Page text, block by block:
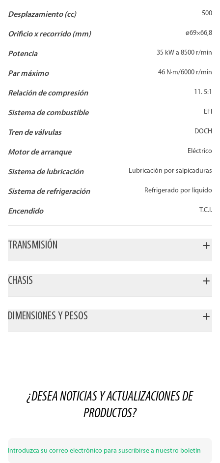
Desplazamiento (cc) 500
Orificio x recorrido (mm) ø69×66,8
Potencia 35 kW a 8500 r/min
Par máximo 46 N·m/6000 r/min
Relación de compresión 11. 5:1
Sistema de combustible EFI
Tren de válvulas DOCH
Motor de arranque Eléctrico
Sistema de lubricación Lubricación por salpicaduras
Sistema de refrigeración Refrigerado por líquido
Encendido T.C.I.
TRANSMISIÓN
CHASIS
DIMENSIONES Y PESOS
¿DESEA NOTICIAS Y ACTUALIZACIONES DE
PRODUCTOS?